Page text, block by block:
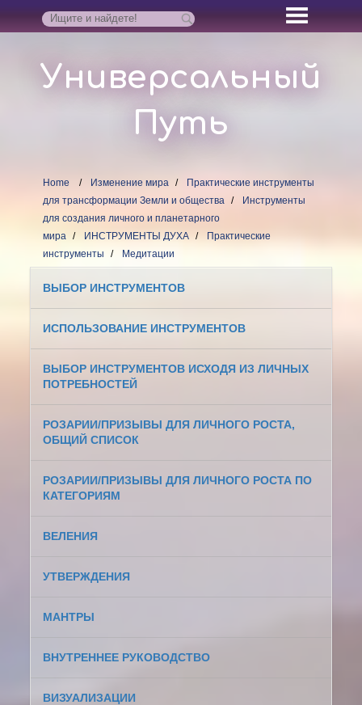
Универсальный
Путь
Home Изменение мира
Практические инструменты
для трансформации Земли и общества
Инструменты
для создания личного и планетарного
мира
ИНСТРУМЕНТЫ ДУХА
Практические
инструменты
Медитации
ВЫБОР ИНСТРУМЕНТОВ
ИСПОЛЬЗОВАНИЕ ИНСТРУМЕНТОВ
ВЫБОР ИНСТРУМЕНТОВ ИСХОДЯ ИЗ ЛИЧНЫХ
ПОТРЕБНОСТЕЙ
РОЗАРИИ/ПРИЗЫВЫ ДЛЯ ЛИЧНОГО РОСТА,
ОБЩИЙ СПИСОК
РОЗАРИИ/ПРИЗЫВЫ ДЛЯ ЛИЧНОГО РОСТА ПО
КАТЕГОРИЯМ
ВЕЛЕНИЯ
УТВЕРЖДЕНИЯ
МАНТРЫ
ВНУТРЕННЕЕ РУКОВОДСТВО
ВИЗУАЛИЗАЦИИ